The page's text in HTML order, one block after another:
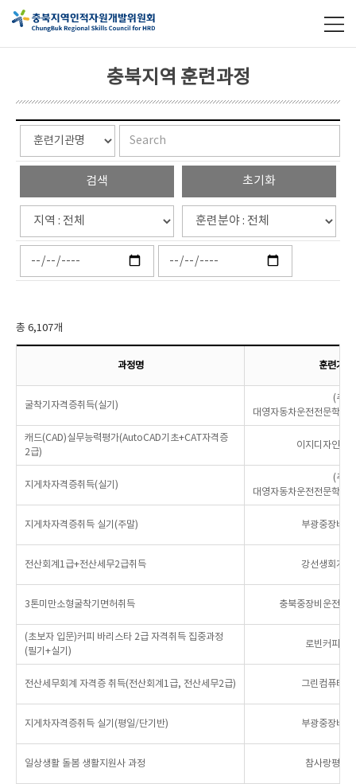
충북지역 훈련과정
총 6,107개
과정명 훈련기관
굴착기자격증취득(실기)
(주)
대영자동차운전전문학원
캐드(CAD)실무능력평가(AutoCAD기초+CAT자격증
2급)
이지디자인컴
지게차자격증취득(실기)
(주)
대영자동차운전전문학원
지게차자격증취득 실기(주말) 부광중장비운
전산회계1급+전산세무2급취득 강선생회계금
3톤미만소형굴착기면허취득 충북중장비운전자
(초보자 입문)커피 바리스타 2급 자격취득 집중과정
(필기+실기)
로빈커피교
전산세무회계 자격증 취득(전산회계1급, 전산세무2급) 그린컴퓨터아
지게차자격증취득 실기(평일/단기반) 부광중장비운
일상생활 돌봄 생활지원사 과정 참사랑평생